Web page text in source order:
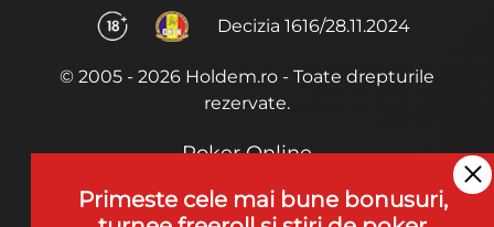
Decizia 1616/28.11.2024
© 2005 - 2026 Holdem.ro - Toate drepturile
rezervate.
Poker Online
Termeni si Conditii
Primeste cele mai bune bonusuri,